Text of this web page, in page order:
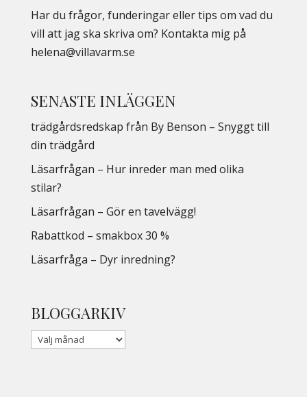
Har du frågor, funderingar eller tips om vad du
vill att jag ska skriva om? Kontakta mig på
helena@villavarm.se
SENASTE INLÄGGEN
trädgårdsredskap från By Benson – Snyggt till
din trädgård
Läsarfrågan – Hur inreder man med olika
stilar?
Läsarfrågan – Gör en tavelvägg!
Rabattkod – smakbox 30 %
Läsarfråga – Dyr inredning?
BLOGGARKIV